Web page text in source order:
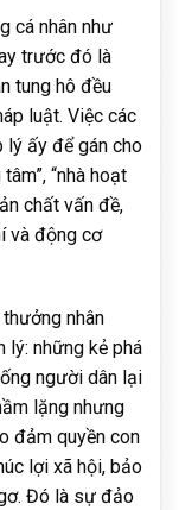
cá nhân như
trước đó là
tung hô đều
luật. Việc các
ấy để gán cho
“nhà hoạt
chất vấn đề,
và động cơ
nhân
lý: những kẻ phá
người dân lại
lặng nhưng
đảm quyền con
lợi xã hội, bảo
Đó là sự đảo